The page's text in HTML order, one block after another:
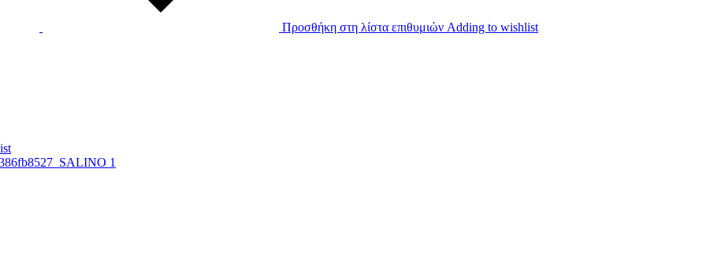
Προσθήκη στη λίστα επιθυμιών Adding to wishlist